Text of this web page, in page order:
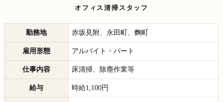
オフィス清掃スタッフ
勤務地 赤坂見附、永田町、麴町
雇用形態 アルバイト・パート
仕事内容 床清掃、除塵作業等
給与 時給1,100円